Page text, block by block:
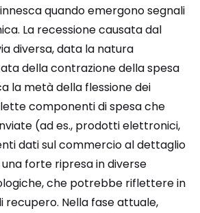
quando emergono segnali
La recessione causata dal
diversa, data la natura
della contrazione della spesa
la metà della flessione dei
componenti di spesa che
(ad es., prodotti elettronici,
dati sul commercio al dettaglio
forte ripresa in diverse
che potrebbe riflettere in
Nella fase attuale,